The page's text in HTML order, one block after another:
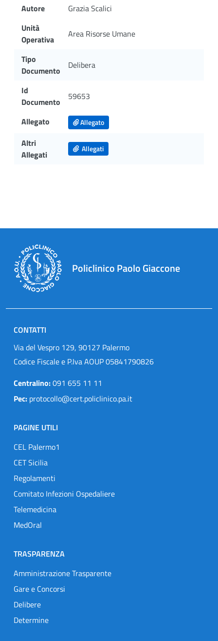
Autore
Grazia Scalici
Unità
Operativa
Area Risorse Umane
Tipo
Documento
Delibera
Id
Documento
59653
Allegato Allegato
Altri
Allegati
Allegati
Policlinico Paolo Giaccone
CONTATTI
Via del Vespro 129, 90127 Palermo
Codice Fiscale e P.Iva AOUP 05841790826
Centralino:091 655 11 11
Pec: protocollo@cert.policlinico.pa.it
PAGINE UTILI
CEL Palermo1
CET Sicilia
Regolamenti
Comitato Infezioni Ospedaliere
Telemedicina
MedOral
TRASPARENZA
Amministrazione Trasparente
Gare e Concorsi
Delibere
Determine